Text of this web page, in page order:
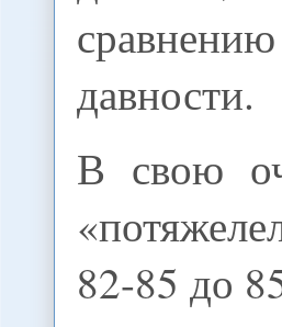
давности.
В свою
82-85 до